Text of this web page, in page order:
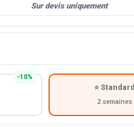
Sur devis uniquement
−10%
⭐ Standard
2 semaines